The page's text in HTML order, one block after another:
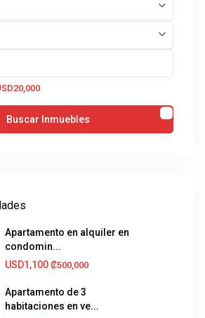
Apartamento en alquiler en
condomin...
USD1,100 ₡500,000
Apartamento de 3
habitaciones en ve...